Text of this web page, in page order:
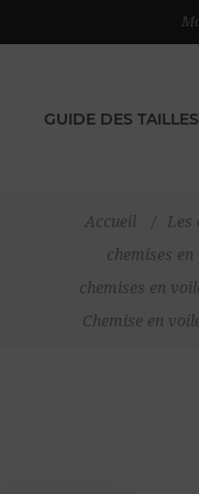
GUIDE DES TAILLES
Accueil / Les
chemises
chemises en
Chemise en